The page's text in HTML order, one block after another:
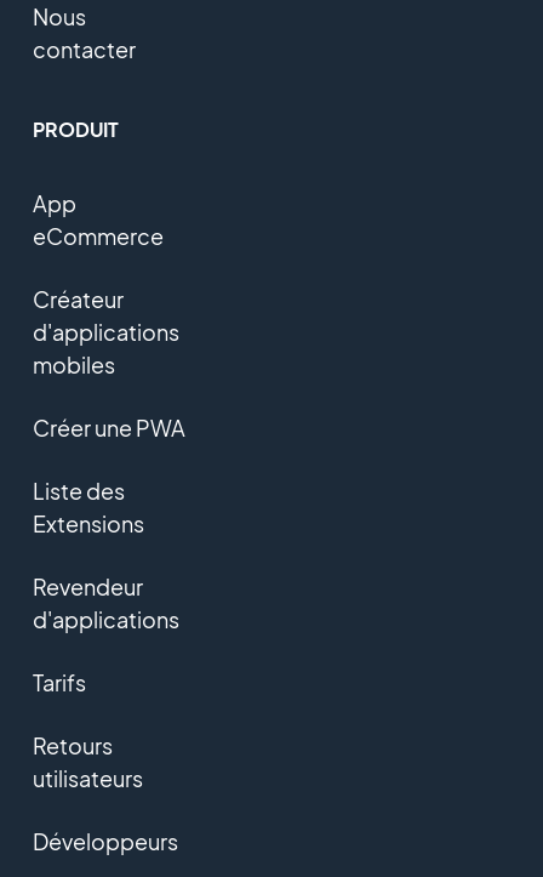
Nous
contacter
PRODUIT
App
eCommerce
Créateur
d'applications
mobiles
Créer une PWA
Liste des
Extensions
Revendeur
d'applications
Tarifs
Retours
utilisateurs
Développeurs